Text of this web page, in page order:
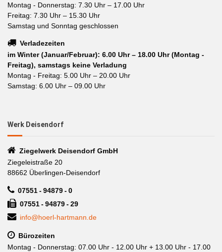
Montag - Donnerstag: 7.30 Uhr – 17.00 Uhr
Freitag: 7.30 Uhr – 15.30 Uhr
Samstag und Sonntag geschlossen
Verladezeiten
im Winter (Januar/Februar): 6.00 Uhr – 18.00 Uhr (Montag -
Freitag), samstags keine Verladung
Montag - Freitag: 5.00 Uhr – 20.00 Uhr
Samstag: 6.00 Uhr – 09.00 Uhr
Werk Deisendorf
Ziegelwerk Deisendorf GmbH
Ziegeleistraße 20
88662 Überlingen-Deisendorf
07551 - 94879 - 0
07551 - 94879 - 29
info@hoerl-hartmann.de
Bürozeiten
Montag - Donnerstag: 07.00 Uhr - 12.00 Uhr + 13.00 Uhr - 17.00